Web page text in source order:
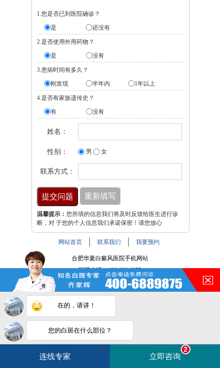
1.您是否已到医院确诊？
是
还没有
2.是否使用外用药物？
是
没有
3.患病时间有多久？
刚发现
半年内 1年以上
4.是否有家族遗传史？
有
没有
姓名：
性别： 男 女
联系方式：
温馨提示： 您所填的信息我们将及时反馈给医生进行诊
断，对 于您的个人信息我们承诺保密！请您放心
网站首页 联系我们 我要预约
合肥华夏白癜风医院手机网站
医院电话：400-688-9875
医院地址：合肥市铜陵路与裕溪路交叉路口
注：本网站信息仅供参考，不能作为诊断及医疗依据，服用
药物或进行治疗时请遵医嘱。如有转载或引用文章涉及版权
问题，请与我们联系。
皖ICP备16014022号-9
皖公网安备 34010202600947号
在的，请讲！
您的白斑在什么部位？
连线专家 立即咨询
2
白斑在线问医生
如何快速治好白癜风？ 电话咨询